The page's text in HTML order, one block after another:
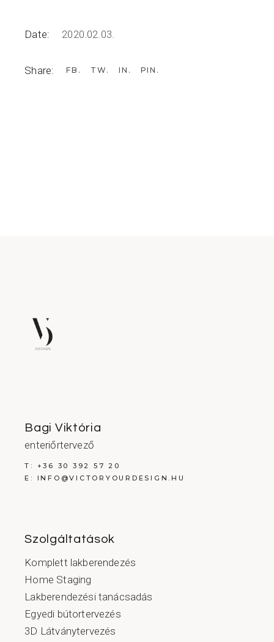
Date: 2020.02.03.
Share: FB TW IN PIN
Bagi Viktória
enteriőrtervező
T: +36 30 392 57 20
E: INFO@VICTORYOURDESIGN.HU
Szolgáltatások
Komplett lakberendezés
Home Staging
Lakberendezési tanácsadás
Egyedi bútortervezés
3D Látványtervezés